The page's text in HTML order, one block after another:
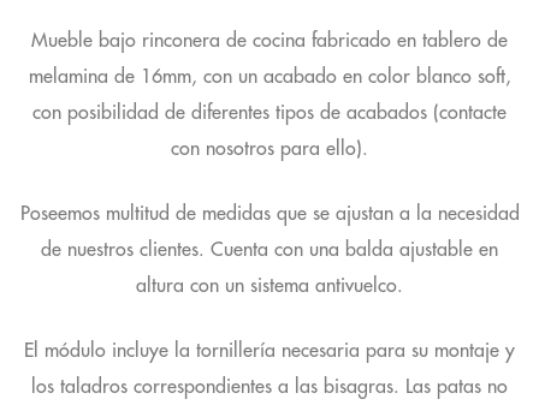
Mueble bajo rinconera de cocina fabricado en tablero de
melamina de 16mm, con un acabado en color blanco soft,
con posibilidad de diferentes tipos de acabados (contacte
con nosotros para ello).
Poseemos multitud de medidas que se ajustan a la necesidad
de nuestros clientes. Cuenta con una balda ajustable en
altura con un sistema antivuelco.
El módulo incluye la tornillería necesaria para su montaje y
los taladros correspondientes a las bisagras. Las patas no